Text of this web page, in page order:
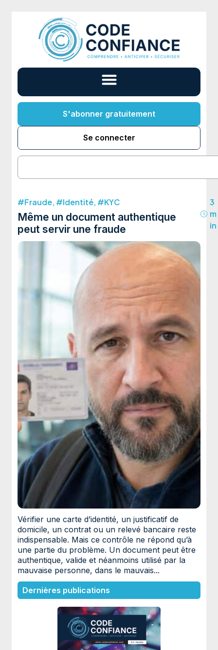
S'abonner gratuitement
Se connecter
#Fraude, #Identité, #KYC
Même un document authentique
peut servir une fraude
3
m
in
Vérifier une carte d’identité, un justificatif de
domicile, un contrat ou un relevé bancaire reste
indispensable. Mais ce contrôle ne répond qu’à
une partie du problème. Un document peut être
authentique, valide et néanmoins utilisé par la
mauvaise personne, dans le mauvais...
Dernières publications